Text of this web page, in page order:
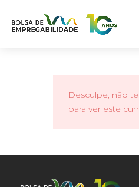
Desculpe, não
para ver este